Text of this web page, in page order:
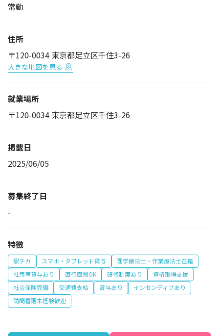
常勤
住所
〒120-0034 東京都足立区千住3-26
大きな地図を見る
就業場所
〒120-0034 東京都足立区千住3-26
掲載日
2025/06/05
募集終了日
-
特徴
駅チカ スマホ・タブレット貸与
理学療法士・作業療法士在籍
社用車貸与あり
直行直帰OK 研修制度あり
資格取得支援
社会保険完備
交通費支給 賞与あり
インセンティブあり
訪問看護未経験歓迎